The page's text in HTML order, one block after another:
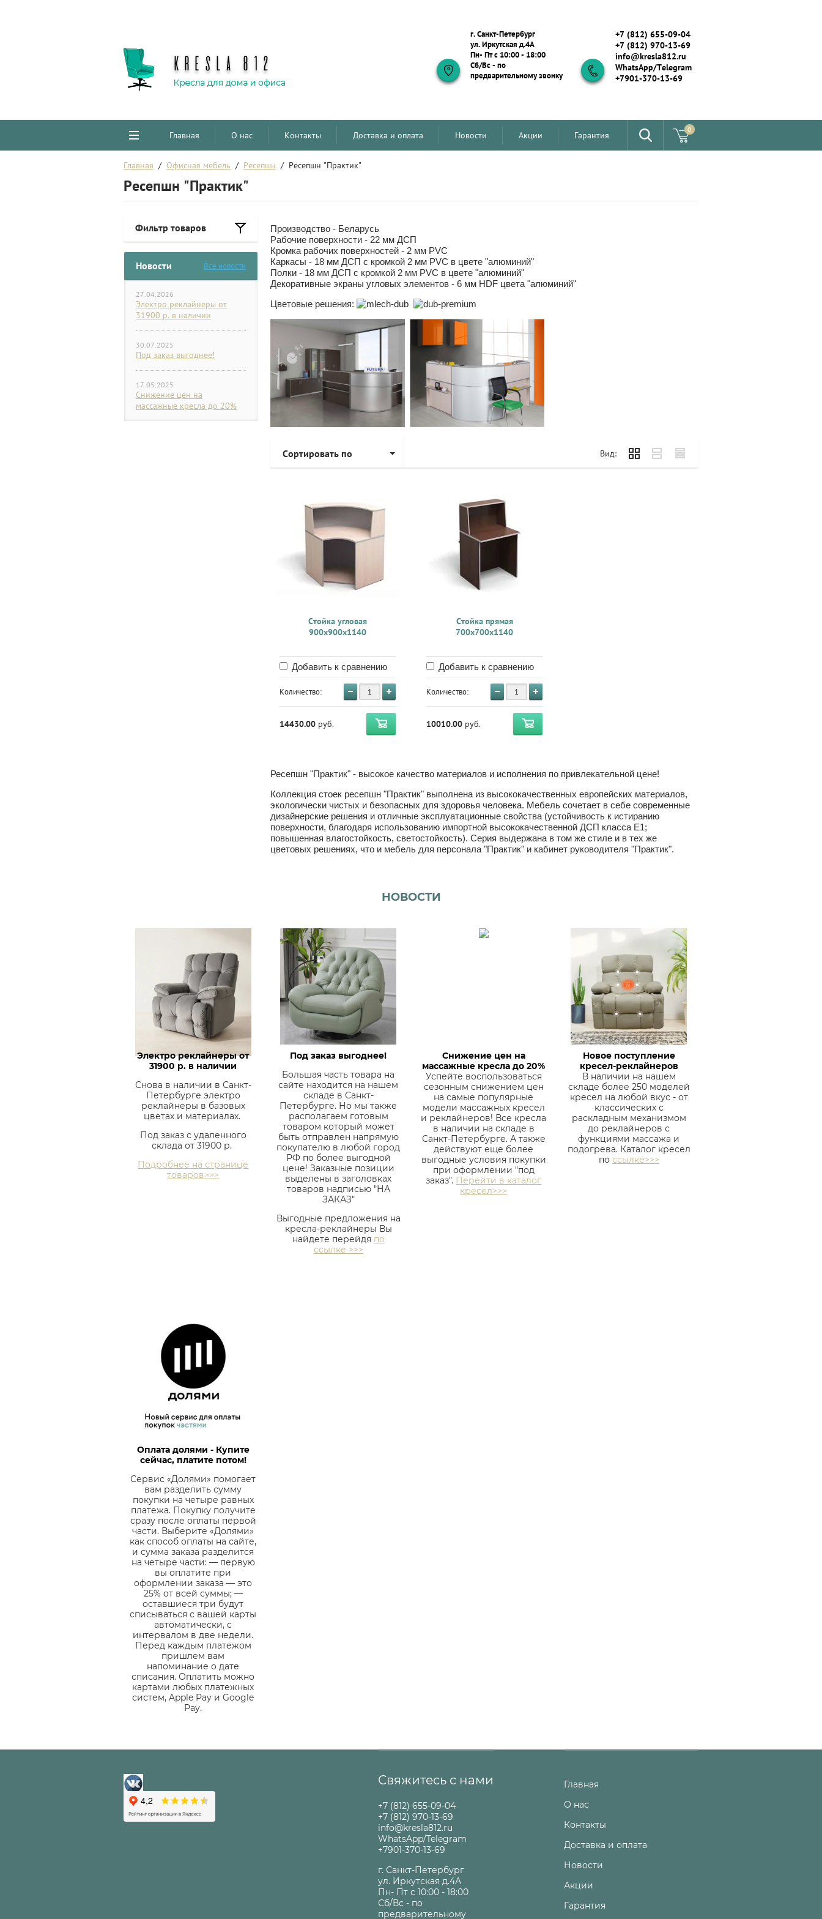
г. Санкт-Петербург
ул. Иркутская д.4А
Пн- Пт с 10:00 - 18:00
Сб/Вс - по
предварительному звонку
+7 (812) 655-09-04
+7 (812) 970-13-69
info@kresla812.ru
WhatsApp/Telegram
+7901-370-13-69
Главная О нас Контакты Доставка и оплата Новости Акции Гарантия
0
Главная
  /
Офисная мебель
  /
Ресепшн
  /  Ресепшн "Практик"
Ресепшн "Практик"
Фильтр товаров
Новости Все новости
27.04.2026
Электро реклайнеры от
31900 р. в наличии
30.07.2025
Под заказ выгоднее!
17.05.2025
Снижение цен на
массажные кресла до 20%
Производство - Беларусь
Рабочие поверхности - 22 мм ДСП
Кромка рабочих поверхностей - 2 мм PVC
Каркасы - 18 мм ДСП с кромкой 2 мм PVC в цвете "алюминий"
Полки - 18 мм ДСП с кромкой 2 мм PVC в цвете "алюминий"
Декоративные экраны угловых элементов - 6 мм HDF цвета "алюминий"
Цветовые решения:
Сортировать по Вид:
Стойка угловая
900x900x1140
Добавить к сравнению
Количество:
14430.00 руб.
Стойка прямая
700x700x1140
Добавить к сравнению
Количество:
10010.00 руб.
Ресепшн "Практик" - высокое качество материалов и исполнения по привлекательной цене!
Коллекция стоек ресепшн "Практик" выполнена из высококачественных европейских материалов,
экологически чистых и безопасных для здоровья человека. Мебель сочетает в себе современные
дизайнерские решения и отличные эксплуатационные свойства (устойчивость к истиранию
поверхности, благодаря использованию импортной высококачественной ДСП класса Е1;
повышенная влагостойкость, светостойкость). Серия выдержана в том же стиле и в тех же
цветовых решениях, что и мебель для персонала "Практик" и кабинет руководителя "Практик".
НОВОСТИ
Электро реклайнеры от
31900 р. в наличии
Снова в наличии в Санкт-
Петербурге электро
реклайнеры в базовых
цветах и материалах.
Под заказ с удаленного
склада от 31900 р.
Подробнее на странице
товаров>>>
Под заказ выгоднее!
Большая часть товара на
сайте находится на нашем
складе в Санкт-
Петербурге. Но мы также
располагаем готовым
товаром который может
быть отправлен напрямую
покупателю в любой город
РФ по более выгодной
цене! Заказные позиции
выделены в заголовках
товаров надписью "НА
ЗАКАЗ"
Выгодные предложения на
кресла-реклайнеры Вы
найдете перейдя по
ссылке >>>
Снижение цен на
массажные кресла до 20%
Успейте воспользоваться
сезонным снижением цен
на самые популярные
модели массажных кресел
и реклайнеров! Все кресла
в наличии на складе в
Санкт-Петербурге. А также
действуют еще более
выгодные условия покупки
при оформлении "под
заказ". Перейти в каталог
кресел>>>
Новое поступление
кресел-реклайнеров
В наличии на нашем
складе более 250 моделей
кресел на любой вкус - от
классических с
раскладным механизмом
до реклайнеров с
функциями массажа и
подогрева. Каталог кресел
по ссылке>>>
Оплата долями - Купите
сейчас, платите потом!
Сервис «Долями» помогает
вам разделить сумму
покупки на четыре равных
платежа. Покупку получите
сразу после оплаты первой
части. Выберите «Долями»
как способ оплаты на сайте,
и сумма заказа разделится
на четыре части: — первую
вы оплатите при
оформлении заказа — это
25% от всей суммы; —
оставшиеся три будут
списываться с вашей карты
автоматически, с
интервалом в две недели.
Перед каждым платежом
пришлем вам
напоминание о дате
списания. Оплатить можно
картами любых платежных
систем, Apple Pay и Google
Pay.
Свяжитесь с нами
+7 (812) 655-09-04
+7 (812) 970-13-69
info@kresla812.ru
WhatsApp/Telegram
+7901-370-13-69
г. Санкт-Петербург
ул. Иркутская д.4А
Пн- Пт с 10:00 - 18:00
Сб/Вс - по
предварительному
Главная
О нас
Контакты
Доставка и оплата
Новости
Акции
Гарантия